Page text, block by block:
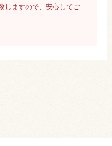
しますので、安心してご